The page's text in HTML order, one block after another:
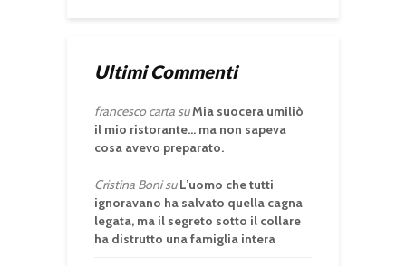
Ultimi Commenti
francesco cartasuMia suocera umiliò
il mio ristorante… ma non sapeva
cosa avevo preparato.
Cristina BonisuL’uomo che tutti
ignoravano ha salvato quella cagna
legata, ma il segreto sotto il collare
ha distrutto una famiglia intera